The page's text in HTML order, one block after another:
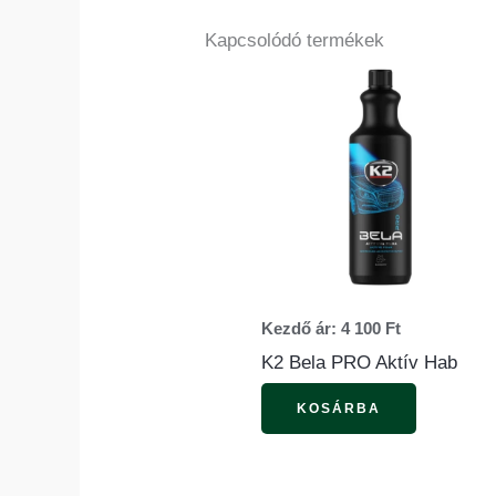
Kapcsolódó termékek
Kezdő ár:4 100 Ft
K2 Bela PRO Aktív Hab
KOSÁRBA